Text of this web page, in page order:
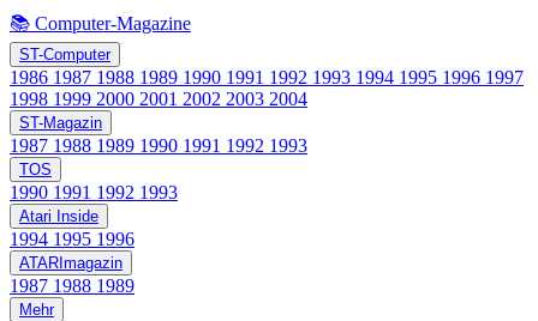
📚 Computer-Magazine
ST-Computer
1986 1987 1988 1989 1990 1991 1992 1993 1994 1995 1996 1997
1998 1999 2000 2001 2002 2003 2004
ST-Magazin
1987 1988 1989 1990 1991 1992 1993
TOS
1990 1991 1992 1993
Atari Inside
1994 1995 1996
ATARImagazin
1987 1988 1989
Mehr